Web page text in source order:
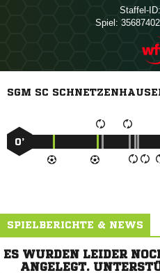
Staffel-ID:
Spiel:
SGM SC
0’
SPIELBERICHTE & NEWS
ES WURDEN LEIDER
ANGELEGT.